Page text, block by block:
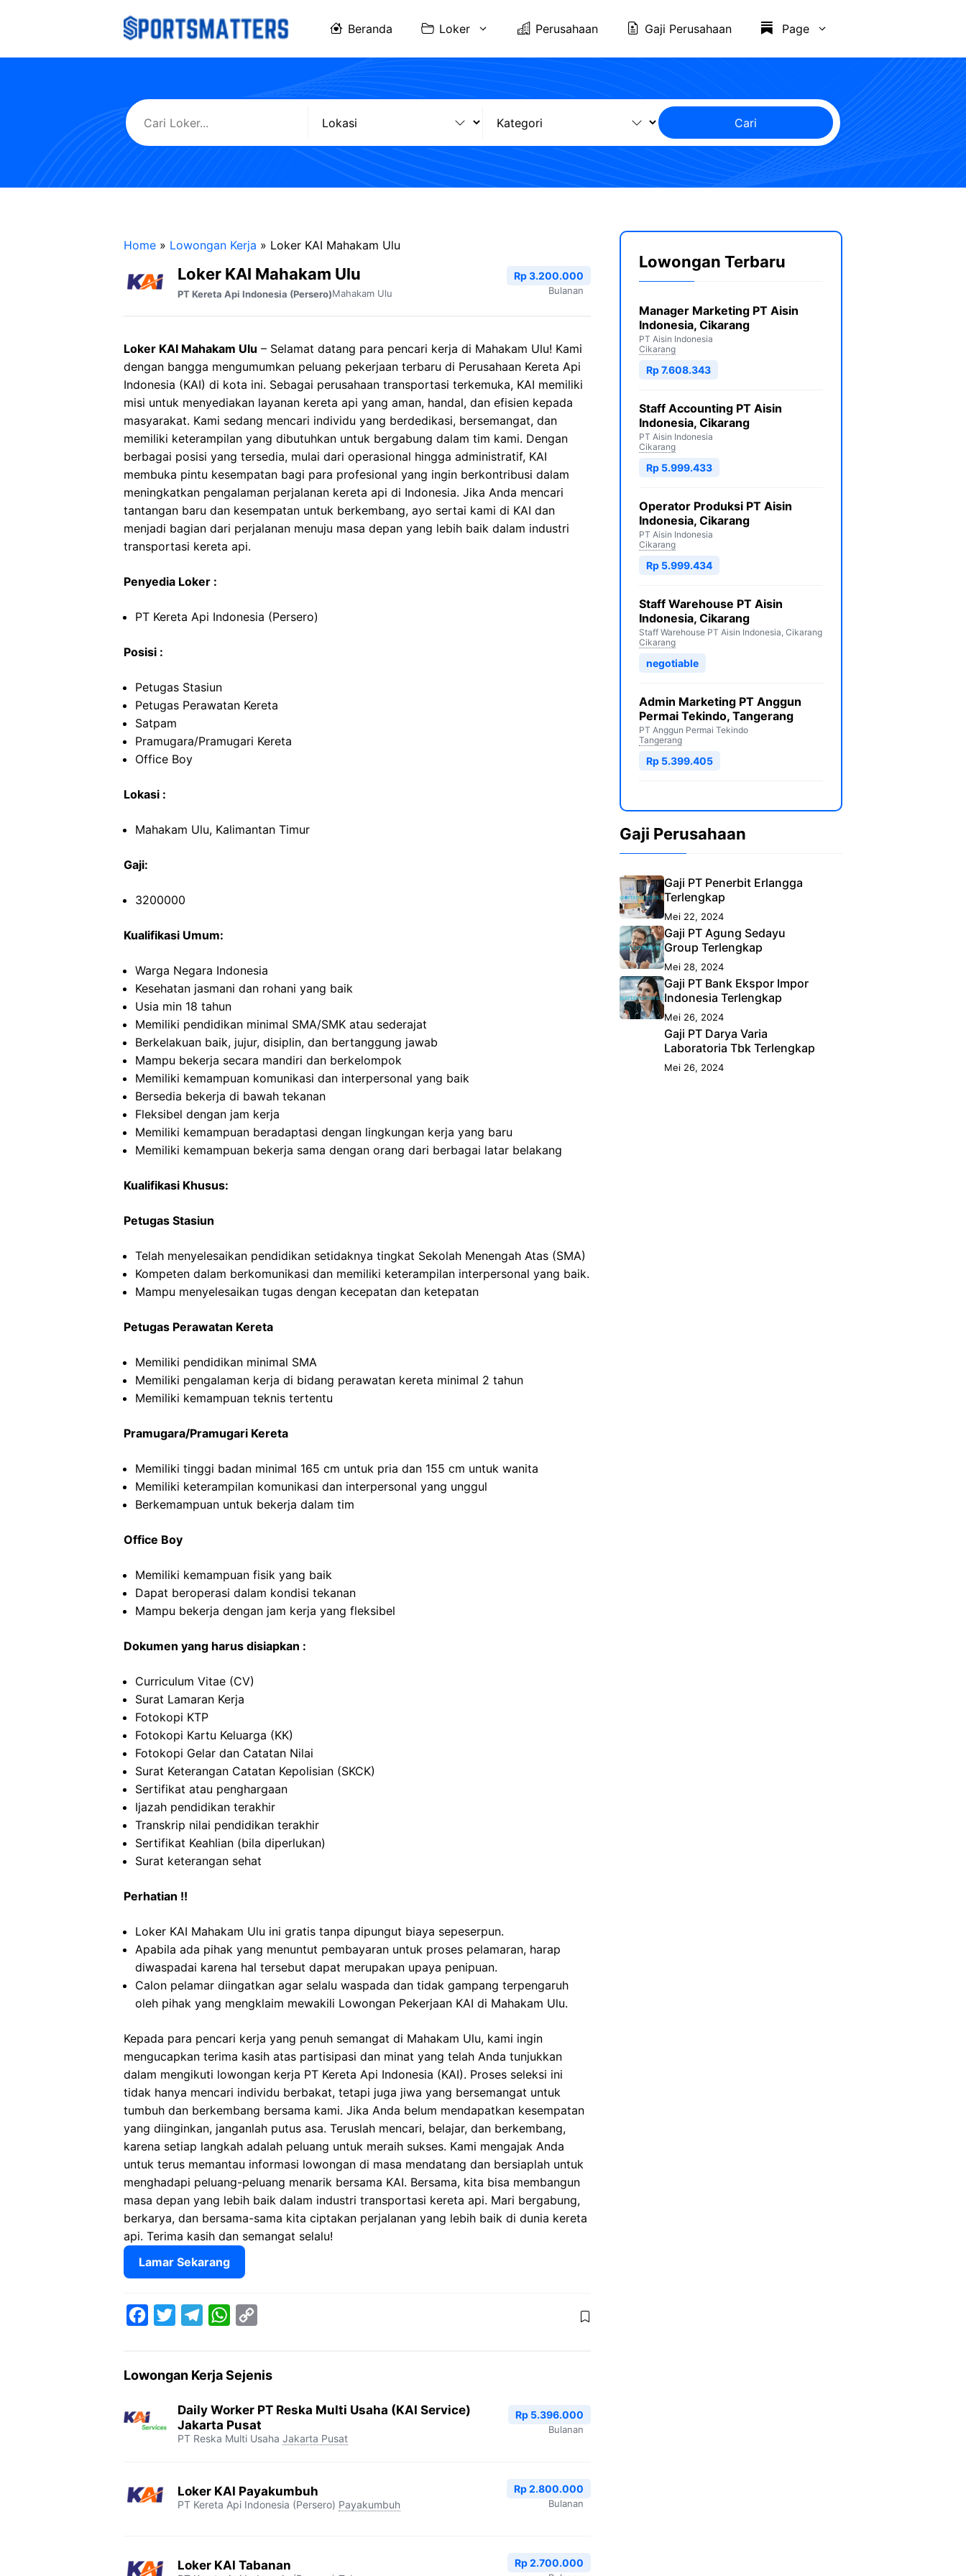
Beranda Loker Perusahaan Gaji Perusahaan Page
Cari
Home » Lowongan Kerja » Loker KAI Mahakam Ulu
Loker KAI Mahakam Ulu
PT Kereta Api Indonesia (Persero)Mahakam Ulu
Rp 3.200.000
Bulanan
Loker KAI Mahakam Ulu – Selamat datang para pencari kerja di Mahakam Ulu! Kami
dengan bangga mengumumkan peluang pekerjaan terbaru di Perusahaan Kereta Api
Indonesia (KAI) di kota ini. Sebagai perusahaan transportasi terkemuka, KAI memiliki
misi untuk menyediakan layanan kereta api yang aman, handal, dan efisien kepada
masyarakat. Kami sedang mencari individu yang berdedikasi, bersemangat, dan
memiliki keterampilan yang dibutuhkan untuk bergabung dalam tim kami. Dengan
berbagai posisi yang tersedia, mulai dari operasional hingga administratif, KAI
membuka pintu kesempatan bagi para profesional yang ingin berkontribusi dalam
meningkatkan pengalaman perjalanan kereta api di Indonesia. Jika Anda mencari
tantangan baru dan kesempatan untuk berkembang, ayo sertai kami di KAI dan
menjadi bagian dari perjalanan menuju masa depan yang lebih baik dalam industri
transportasi kereta api.
Penyedia Loker :
PT Kereta Api Indonesia (Persero)
Posisi :
Petugas Stasiun
Petugas Perawatan Kereta
Satpam
Pramugara/Pramugari Kereta
Office Boy
Lokasi :
Mahakam Ulu, Kalimantan Timur
Gaji:
3200000
Kualifikasi Umum:
Warga Negara Indonesia
Kesehatan jasmani dan rohani yang baik
Usia min 18 tahun
Memiliki pendidikan minimal SMA/SMK atau sederajat
Berkelakuan baik, jujur, disiplin, dan bertanggung jawab
Mampu bekerja secara mandiri dan berkelompok
Memiliki kemampuan komunikasi dan interpersonal yang baik
Bersedia bekerja di bawah tekanan
Fleksibel dengan jam kerja
Memiliki kemampuan beradaptasi dengan lingkungan kerja yang baru
Memiliki kemampuan bekerja sama dengan orang dari berbagai latar belakang
Kualifikasi Khusus:
Petugas Stasiun
Telah menyelesaikan pendidikan setidaknya tingkat Sekolah Menengah Atas (SMA)
Kompeten dalam berkomunikasi dan memiliki keterampilan interpersonal yang baik.
Mampu menyelesaikan tugas dengan kecepatan dan ketepatan
Petugas Perawatan Kereta
Memiliki pendidikan minimal SMA
Memiliki pengalaman kerja di bidang perawatan kereta minimal 2 tahun
Memiliki kemampuan teknis tertentu
Pramugara/Pramugari Kereta
Memiliki tinggi badan minimal 165 cm untuk pria dan 155 cm untuk wanita
Memiliki keterampilan komunikasi dan interpersonal yang unggul
Berkemampuan untuk bekerja dalam tim
Office Boy
Memiliki kemampuan fisik yang baik
Dapat beroperasi dalam kondisi tekanan
Mampu bekerja dengan jam kerja yang fleksibel
Dokumen yang harus disiapkan :
Curriculum Vitae (CV)
Surat Lamaran Kerja
Fotokopi KTP
Fotokopi Kartu Keluarga (KK)
Fotokopi Gelar dan Catatan Nilai
Surat Keterangan Catatan Kepolisian (SKCK)
Sertifikat atau penghargaan
Ijazah pendidikan terakhir
Transkrip nilai pendidikan terakhir
Sertifikat Keahlian (bila diperlukan)
Surat keterangan sehat
Perhatian !!
Loker KAI Mahakam Ulu ini gratis tanpa dipungut biaya sepeserpun.
Apabila ada pihak yang menuntut pembayaran untuk proses pelamaran, harap
diwaspadai karena hal tersebut dapat merupakan upaya penipuan.
Calon pelamar diingatkan agar selalu waspada dan tidak gampang terpengaruh
oleh pihak yang mengklaim mewakili Lowongan Pekerjaan KAI di Mahakam Ulu.
Kepada para pencari kerja yang penuh semangat di Mahakam Ulu, kami ingin
mengucapkan terima kasih atas partisipasi dan minat yang telah Anda tunjukkan
dalam mengikuti lowongan kerja PT Kereta Api Indonesia (KAI). Proses seleksi ini
tidak hanya mencari individu berbakat, tetapi juga jiwa yang bersemangat untuk
tumbuh dan berkembang bersama kami. Jika Anda belum mendapatkan kesempatan
yang diinginkan, janganlah putus asa. Teruslah mencari, belajar, dan berkembang,
karena setiap langkah adalah peluang untuk meraih sukses. Kami mengajak Anda
untuk terus memantau informasi lowongan di masa mendatang dan bersiaplah untuk
menghadapi peluang-peluang menarik bersama KAI. Bersama, kita bisa membangun
masa depan yang lebih baik dalam industri transportasi kereta api. Mari bergabung,
berkarya, dan bersama-sama kita ciptakan perjalanan yang lebih baik di dunia kereta
api. Terima kasih dan semangat selalu!
Lamar Sekarang
e
o
t
t
e
r
e
r
a
W
t
A
p
y
L
i
n
Lowongan Kerja Sejenis
Daily Worker PT Reska Multi Usaha (KAI Service)
Jakarta Pusat
PT Reska Multi Usaha Jakarta Pusat
Rp 5.396.000
Bulanan
Loker KAI Payakumbuh
PT Kereta Api Indonesia (Persero) Payakumbuh
Rp 2.800.000
Bulanan
Loker KAI Tabanan Rp 2.700.000
Lowongan Terbaru
Manager Marketing PT Aisin
Indonesia, Cikarang
PT Aisin Indonesia
Cikarang
Rp 7.608.343
Staff Accounting PT Aisin
Indonesia, Cikarang
PT Aisin Indonesia
Cikarang
Rp 5.999.433
Operator Produksi PT Aisin
Indonesia, Cikarang
PT Aisin Indonesia
Cikarang
Rp 5.999.434
Staff Warehouse PT Aisin
Indonesia, Cikarang
Staff Warehouse PT Aisin Indonesia, Cikarang
Cikarang
negotiable
Admin Marketing PT Anggun
Permai Tekindo, Tangerang
PT Anggun Permai Tekindo
Tangerang
Rp 5.399.405
Gaji Perusahaan
Gaji PT Penerbit Erlangga
Terlengkap
Mei 22, 2024
Gaji PT Agung Sedayu
Group Terlengkap
Mei 28, 2024
Gaji PT Bank Ekspor Impor
Indonesia Terlengkap
Mei 26, 2024
Gaji PT Darya Varia
Laboratoria Tbk Terlengkap
Mei 26, 2024